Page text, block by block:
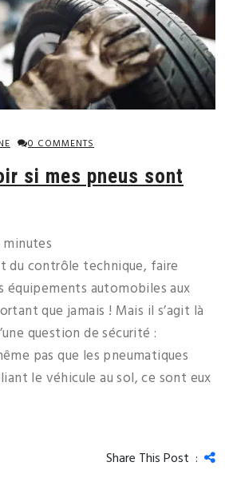
0 COMMENTS
si mes pneus sont
minutes
du contrôle technique, faire
automobiles aux
que jamais ! Mais il s’agit là
question de sécurité :
pas que les pneumatiques
le véhicule au sol, ce sont eux
Share This Post :